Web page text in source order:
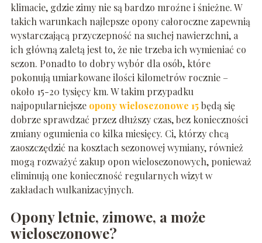
klimacie, gdzie zimy nie są bardzo mroźne i śnieżne. W
takich warunkach najlepsze opony całoroczne zapewnią
wystarczającą przyczepność na suchej nawierzchni, a
ich główną zaletą jest to, że nie trzeba ich wymieniać co
sezon. Ponadto to dobry wybór dla osób, które
pokonują umiarkowane ilości kilometrów rocznie –
około 15-20 tysięcy km. W takim przypadku
najpopularniejsze opony wielosezonowe 15będą się
dobrze sprawdzać przez dłuższy czas, bez konieczności
zmiany ogumienia co kilka miesięcy. Ci, którzy chcą
zaoszczędzić na kosztach sezonowej wymiany, również
mogą rozważyć zakup opon wielosezonowych, ponieważ
eliminują one konieczność regularnych wizyt w
zakładach wulkanizacyjnych.
Opony letnie, zimowe, a może
wielosezonowe?